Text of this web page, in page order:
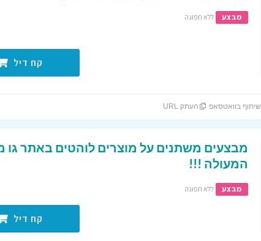
מבצע ללא תפוגה
קח דיל
שיתוף בוואטסאפ העתק URL
מבצעים משתנים על מוצרים לוהטים באתר גו
המעולה !!!
מבצע ללא תפוגה
קח דיל